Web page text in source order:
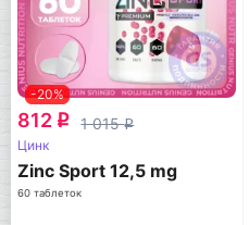
-20%
812 q 1 015q
Цинк
Zinc Sport 12,5 mg
60 таблеток